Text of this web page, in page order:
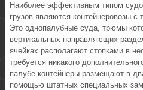
Наиболее эффективным типом
грузов являются контейнеровозы с
Это однопалубные суда, трюмы
вертикальных направляющих
ячейках располагают стопками в
требуется никакого
палубе контейнеры размещают в
помощью штатных специальных